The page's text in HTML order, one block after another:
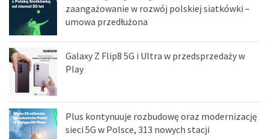
zaangażowanie w rozwój polskiej siatkówki –
umowa przedłużona
Galaxy Z Flip8 5G i Ultra w przedsprzedaży w
Play
Plus kontynuuje rozbudowę oraz modernizację
sieci 5G w Polsce, 313 nowych stacji